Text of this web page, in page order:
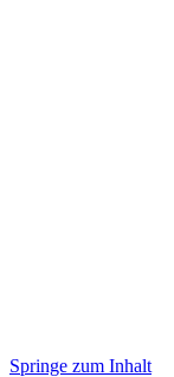
Springe zum Inhalt